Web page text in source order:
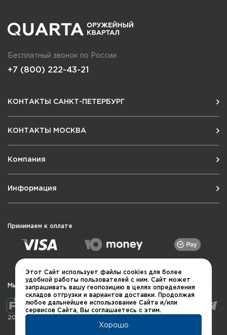
Бесплатный звонок по России
+7 (800) 222-43-21
КОНТАКТЫ САНКТ-ПЕТЕРБУРГ
КОНТАКТЫ МОСКВА
Компания
Информация
Принимаем к оплате
Мы в социальных сетях
2026 © QUARTA "Оружейный квартал"
Этот Сайт использует файлы cookies для более
удобной работы пользователей с ним. Сайт может
запрашивать вашу геопозицию в целях определения
складов отгрузки и вариантов доставки. Продолжая
любое дальнейшее использование Сайта и/или
сервисов Сайта, Вы соглашаетесь с этим.
Хорошо